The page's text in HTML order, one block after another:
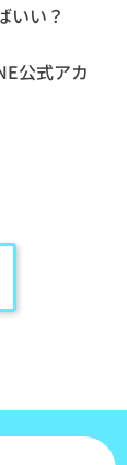
いい？
公式アカ